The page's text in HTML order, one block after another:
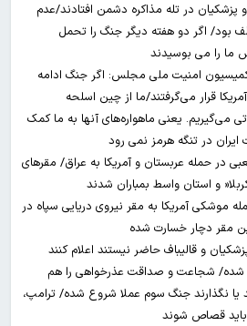
پزشکیان در تله مذاکره دشمن افتادند/عدم
بود/ اگر دو هفته دیگر جنگ را تحمل
ما را می بوسیدند
امنیت ملی مجلس: اگر جنگ ادامه
قرار می‌گرفتند/ما از چین اسلحه
می‌گیریم. یعنی ماهواره‌های آنها به ما کمک
ایران در تنگه هرمز نمی رود
الشعبی در حمله عربستان و آمریکا به عراق/ مقرهای
و استان واسط بمباران شدند
موشکی آمریکا به مقر نیروی دریایی سپاه در
مقر دچار خسارت شده
و قالیباف حاضر نیستند اعلام کنند
شده/ شجاعت و صداقت عذرخواهی را هم
یا نگذارند جنگ سوم عملا شروع شده/ ترامپ،
باید قصاص شوند